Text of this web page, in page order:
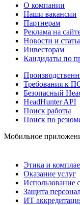
О компании
Наши вакансии
Партнерам
Реклама на
Новости и
Инвесторам
Кандидаты по
Требования к
Безопасный
HeadHunter API
Поиск работы
Поиск по
Мобильное
Этика и
Оказание услуг
Использование
Защита
ИТ